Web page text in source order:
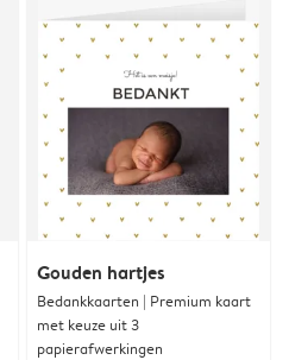
Gouden hartjes
Bedankkaarten | Premium kaart
met keuze uit 3
papierafwerkingen